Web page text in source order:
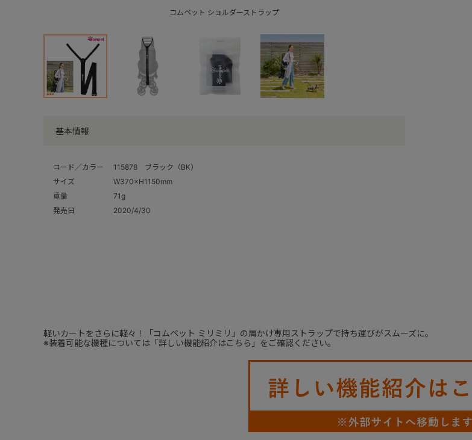
コムペット ショルダーストラップ
基本情報
コード／カラー
115878 ブラック（BK）
サイズ
W370×H1150mm
重量
71g
発売日
2020/4/30
軽いカートをさらに軽々！「コムペット ミリミリ」の肩かけ専用ストラップで持ち運びがスムーズに。
※装着可能な機種については「詳しい機能紹介はこちら」をご確認ください。